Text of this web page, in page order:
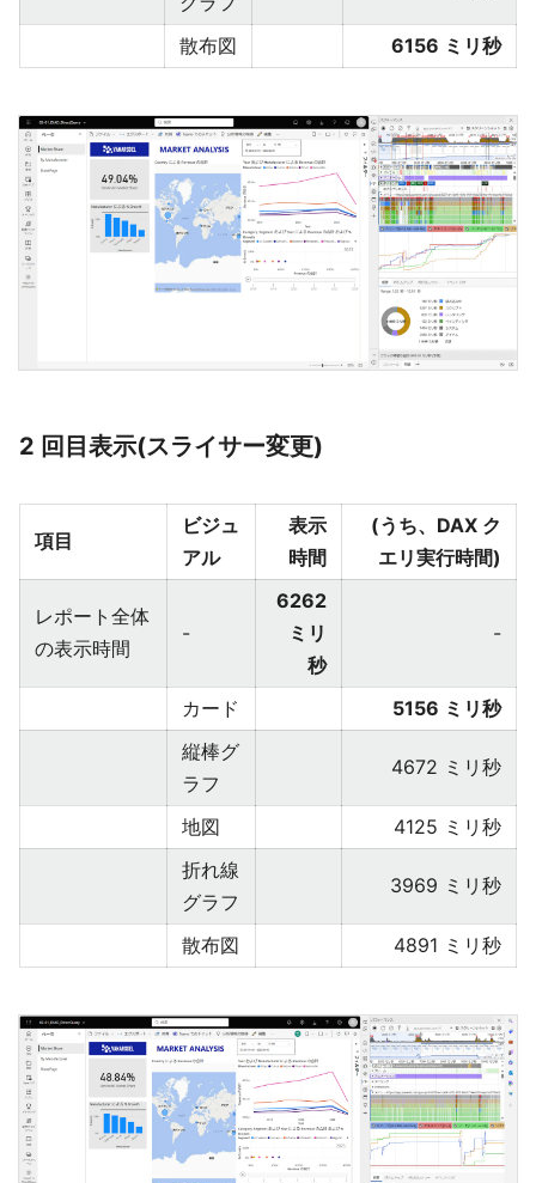
散布図 6156 ミリ秒
2 回目表示(スライサー変更)
項目
ビジュ
アル
表示
時間
(うち、DAX ク
エリ実行時間)
レポート全体
の表示時間
-
6262
ミリ
秒
-
カード
5156 ミリ秒
縦棒グ
ラフ
4672 ミリ秒
地図
4125 ミリ秒
折れ線
グラフ
3969 ミリ秒
散布図 4891 ミリ秒